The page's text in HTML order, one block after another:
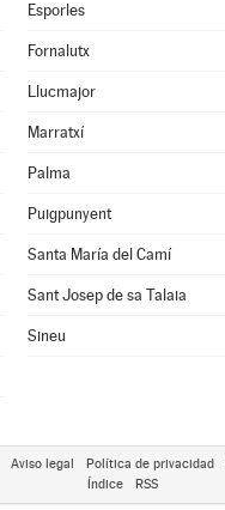
Esporles
Fornalutx
Llucmajor
Marratxí
Palma
Puigpunyent
Santa María del Camí
Sant Josep de sa Talaia
Sineu
Aviso legal Política de privacidad
Índice
RSS